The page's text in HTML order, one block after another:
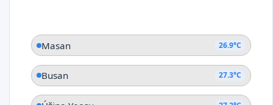
Masan 26.9°C
Busan 27.3°C